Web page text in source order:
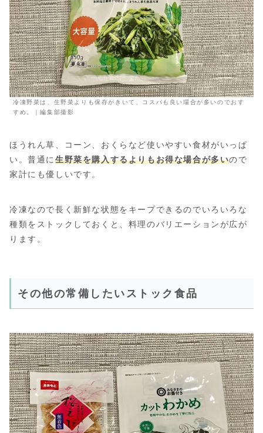
冷凍野菜は、生野菜よりも保存がきいて、コスパも良い場合が多いのでおす
すめ。｜編集部撮影
ほうれん草、コーン、おくらなど使いやすい食材がいっぱ
い。普通に生野菜を購入するよりもお得な場合が多いので
家計にも優しいです。
冷凍なので長く新鮮な状態をキープできるのでいろいろな
種類をストックしておくと、料理のバリエーションが広が
ります。
その他の常備したいストック食品